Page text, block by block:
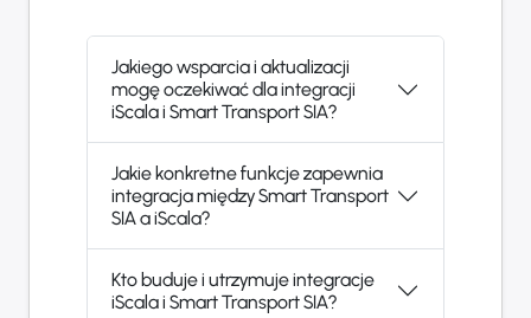
Jakiego wsparcia i aktualizacji
mogę oczekiwać dla integracji
iScala i Smart Transport SIA?
Jakie konkretne funkcje zapewnia
integracja między Smart Transport
SIA a iScala?
Kto buduje i utrzymuje integracje
iScala i Smart Transport SIA?